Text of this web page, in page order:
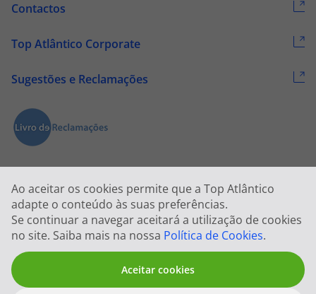
Ao aceitar os cookies permite que a Top Atlântico
adapte o conteúdo às suas preferências.
Se continuar a navegar aceitará a utilização de cookies
no site. Saiba mais na nossa Política de Cookies.
Aceitar cookies
Contactos
Top Atlântico Corporate
Sugestões e Reclamações
2026 © Todos os direitos reservados:Top Atlântico, Viagens e Turismo